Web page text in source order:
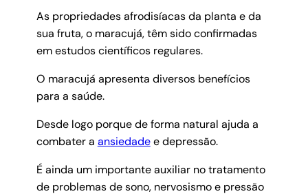
As propriedades afrodisíacas da planta e da
sua fruta, o maracujá, têm sido confirmadas
em estudos científicos regulares.
O maracujá apresenta diversos benefícios
para a saúde.
Desde logo porque de forma natural ajuda a
combater a ansiedadee depressão.
É ainda um importante auxiliar no tratamento
de problemas de sono, nervosismo e pressão